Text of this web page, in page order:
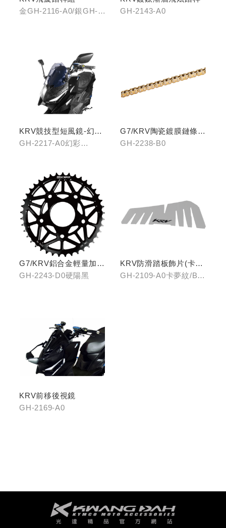
金GH-2116-A0/銀GH-
GH-2143-A0
KRV競技型短風鏡-幻彩
藍/燻黑
GH-2217-A0幻彩
G7/KRV陶瓷鍍膜鏈條-
黃金
GH-2238-B0
G7/KRV鋁合金輕量加大
齒盤42T-硬陽黑
GH-2243-D0硬陽黑
KRV防滑踏板飾片(卡夢
紋/金屬髮絲)
GH-2109-A0卡夢紋/B0
KRV前移後視鏡
GH-2169-A0